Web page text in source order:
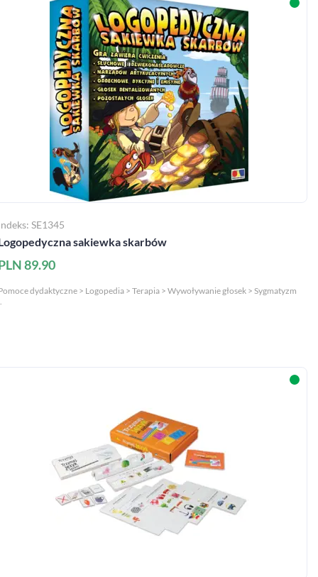
SE1345
sakiewka skarbów
89.90
dydaktyczne > Logopedia > Terapia > Wywoływanie głosek > Sygmatyzm